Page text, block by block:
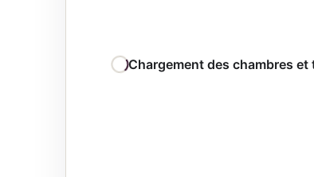
Chargement des chambres